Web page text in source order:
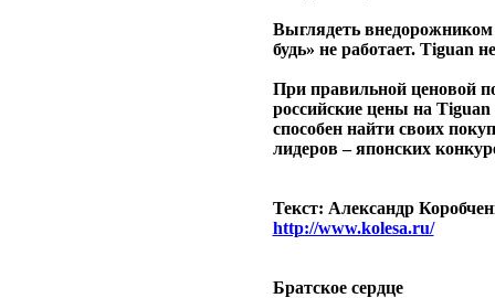
Выглядеть
будь» не работает. Tiguan
При правильной ценовой
российские цены на
способен найти своих
лидеров – японских
Текст: Александр
http://www.kolesa.ru/
Братское сердце